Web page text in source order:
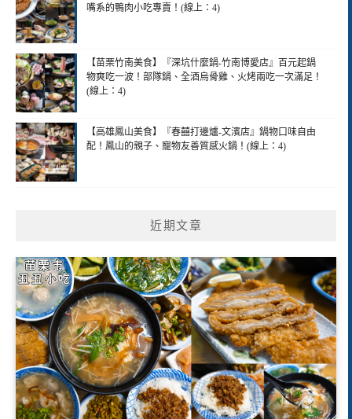
嘴系的鴨肉小吃專賣！(線上：4)
【苗栗竹南美食】『深坑什麼鍋-竹南博愛店』百元起鍋
物爽吃一波！部隊鍋、全酒烏骨雞、火烤兩吃一次滿足！
(線上：4)
【高雄鳳山美食】『春囍打邊爐-文濱店』鍋物口味自由
配！鳳山的親子、寵物友善質感火鍋！(線上：4)
近期文章